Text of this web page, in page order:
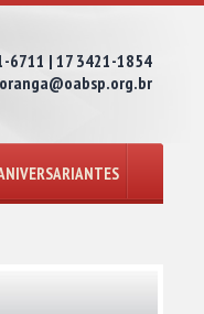
6711 | 17 3421-1854